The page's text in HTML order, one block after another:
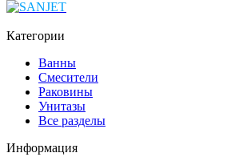
Категории
Ванны
Смесители
Раковины
Унитазы
Все разделы
Информация